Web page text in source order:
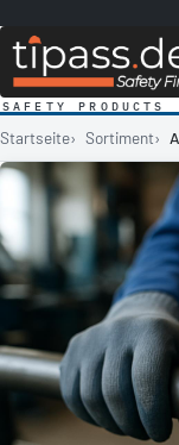
SAFETY PRODUCTS
Startseite Sortiment